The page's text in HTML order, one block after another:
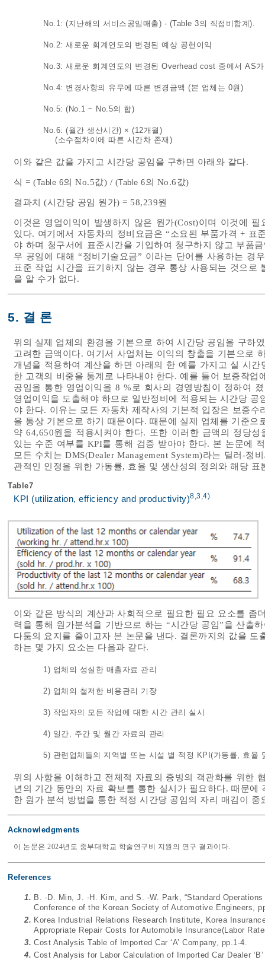
No.1: (지난해의 서비스공임매출) - (Table 3의 직접비합계).
No.2: 새로운 회계연도의 변경된 예상 공헌이익
No.3: 새로운 회계연도의 변경된 Overhead cost 중에서 AS
No.4: 변경사항의 유무에 따른 변경금액 (본 업체는 0원)
No.5: (No.1 ~ No.5의 합)
No.6: (월간 생산시간) × (12개월)
(소수점차이에 따른 시간차 존재)
이와 같은 값을 가지고 시간당 공임을 구하면 아래와 같다.
식 = (Table 6의 No.5값) / (Table 6의 No.6값)
결과치 (시간당 공임 원가) = 58,239원
이것은 영업이익이 발생하지 않은 원가(Cost)이며 이것에
있다. 여기에서 자동차의 정비요금은 “소요된 부품가격 + 표
야 하며 청구서에 표준시간을 기입하여 청구하지 않고 부품
우 공임에 대해 “정비기술요금” 이라는 단어를 사용하는 경
표준 작업 시간을 표기하지 않는 경우 통상 사용되는 것으
을 알 수가 없다.
5. 결 론
위의 실제 업체의 환경을 기본으로 하여 시간당 공임을 구하
고려한 금액이다. 여기서 사업체는 이익의 창출을 기본으로
개념을 적용하여 계산을 하면 아래의 한 예를 가지고 실 시
한 고객의 비중을 통계로 나타내야 한다. 예를 들어 보증작
공임을 통한 영업이익을 8 %로 회사의 경영방침이 정하여
영업이익을 도출해야 하므로 일반정비에 적용되는 시간당
야 한다. 이유는 모든 자동차 제작사의 기본적 입장은 보증
을 통상 기본으로 하기 때문이다. 때문에 실제 업체를 기준
약 64,650원을 적용시켜야 한다. 또한 이러한 금액의 정당
있는 수준 여부를 KPI를 통해 검증 받아야 한다. 본 논문에
모든 수치는 DMS(Dealer Management System)라는 딜러-
관적인 인정을 위한 가동률, 효율 및 생산성의 정의와 해당
Table7
KPI (utilization, efficiency and productivity)8,3,4)
이와 같은 방식의 계산과 사회적으로 필요한 필요 요소를 좀
력을 통해 원가분석을 기반으로 하는 “시간당 공임”을 산출
다툼의 요지를 줄이고자 본 논문을 낸다. 결론까지의 값을
하는 몇 가지 요소는 다음과 같다.
1) 업체의 성실한 매출자료 관리
2) 업체의 철저한 비용관리 기장
3) 작업자의 모든 작업에 대한 시간 관리 실시
4) 일간, 주간 및 월간 자료의 관리
5) 관련업체들의 지역별 또는 시설 별 적정 KPI(가동률, 효율
위의 사항을 이해하고 전체적 자료의 증빙의 객관화를 위한
년의 기간 동안의 자료 확보를 통한 실시가 필요하다. 때문
한 원가 분석 방법을 통한 적정 시간당 공임의 자리 매김이 중
Acknowledgments
이 논문은 2024년도 중부대학교 학술연구비 지원의 연구 결과이다.
References
1. B. -D. Min, J. -H. Kim, and S. -W. Park, “Standard
Conference of the Korean Society of Automotive Engineers,
2. Korea Industrial Relations Research Institute, Korea
Appropriate Repair Costs for Automobile Insurance(Labor
3. Cost Analysis Table of Imported Car ‘A’ Company, pp.1-4.
4. Cost Analysis for Labor Calculation of Imported Car Dealer